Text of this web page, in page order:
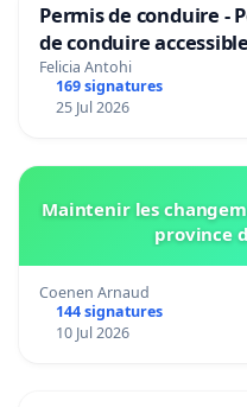
Permis de conduire -
de conduire
Bruxelles
Felicia Antohi
169 signatures
25 Jul 2026
Maintenir les
province
Coenen Arnaud
144 signatures
10 Jul 2026